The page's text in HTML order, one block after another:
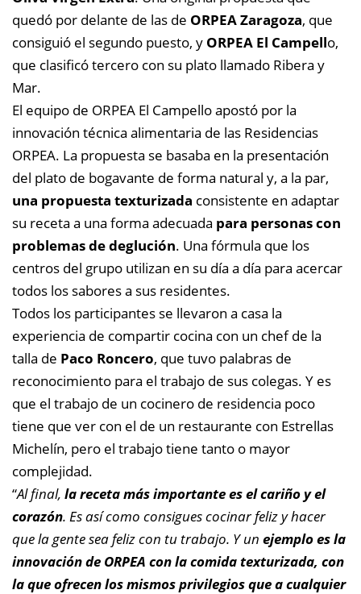
quedó por delante de las de ORPEA Zaragoza, que
consiguió el segundo puesto, y ORPEA El Campello,
que clasificó tercero con su plato llamado Ribera y
Mar.
El equipo de ORPEA El Campello apostó por la
innovación técnica alimentaria de las Residencias
ORPEA. La propuesta se basaba en la presentación
del plato de bogavante de forma natural y, a la par,
una propuesta texturizada consistente en adaptar
su receta a una forma adecuada para personas con
problemas de deglución. Una fórmula que los
centros del grupo utilizan en su día a día para acercar
todos los sabores a sus residentes.
Todos los participantes se llevaron a casa la
experiencia de compartir cocina con un chef de la
talla de Paco Roncero, que tuvo palabras de
reconocimiento para el trabajo de sus colegas. Y es
que el trabajo de un cocinero de residencia poco
tiene que ver con el de un restaurante con Estrellas
Michelín, pero el trabajo tiene tanto o mayor
complejidad.
“Al final, la receta más importante es el cariño y el
corazón. Es así como consigues cocinar feliz y hacer
que la gente sea feliz con tu trabajo. Y un ejemplo es la
innovación de ORPEA con la comida texturizada, con
la que ofrecen los mismos privilegios que a cualquier